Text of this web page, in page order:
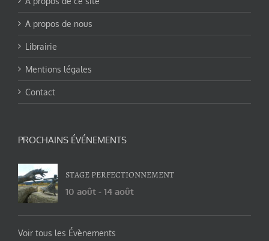
A propos de nous
Librairie
Mentions légales
Contact
PROCHAINS ÉVÉNEMENTS
STAGE PERFECTIONNEMENT
10 août - 14 août
Voir tous les Évènements